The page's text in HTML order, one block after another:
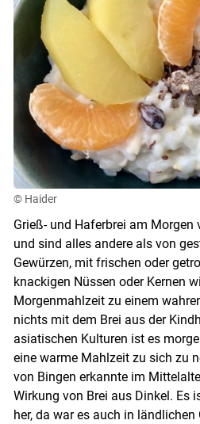
© Haider
Grieß- und Haferbrei am Morgen
und sind alles andere als von
Gewürzen, mit frischen oder
knackigen Nüssen oder Kernen
Morgenmahlzeit zu einem
nichts mit dem Brei aus der
asiatischen Kulturen ist es
eine warme Mahlzeit zu sich zu
von Bingen erkannte im
Wirkung von Brei aus Dinkel. Es
her, da war es auch in ländlichen